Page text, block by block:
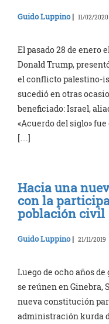
Guido Luppino| 11/02/2020
El pasado 28 de enero
Donald Trump,
el conflicto palestino-
sucedió en otras
beneficiado: Israel,
«Acuerdo del siglo»
[…]
Hacia una
con la
población civil
Guido Luppino| 21/11/2019
Luego de ocho años
se reúnen en Ginebra,
nueva constitución
administración kurda